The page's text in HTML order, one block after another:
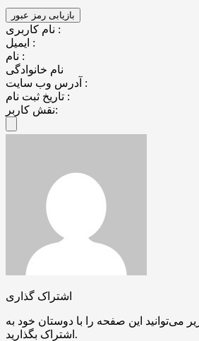
نام کاربری :
ایمیل :
نام :
نام خانوادگی
آدرس وب سایت :
تاریخ ثبت نام :
نقش کاربر:
اشتراک گذاری
می‌توانید این صفحه را با دوستان خود به
اشتراک بگذارید.